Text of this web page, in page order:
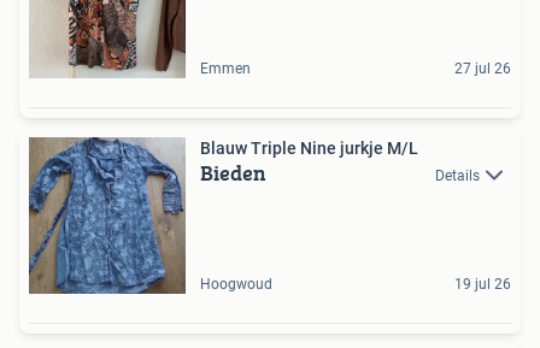
Emmen 27 jul 26
Blauw Triple Nine jurkje M/L
Bieden Details
Hoogwoud 19 jul 26